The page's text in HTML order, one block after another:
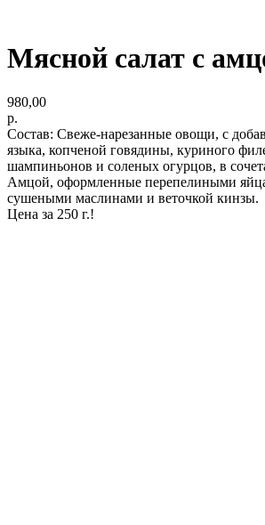
Мясной салат с
980,00
р.
Состав: Свеже-нарезанные овощи, с
языка, копченой говядины, куриного
шампиньонов и соленых огурцов, в
Амцой, оформленные перепелиными
сушеными маслинами и веточкой кинзы.
Цена за 250 г.!